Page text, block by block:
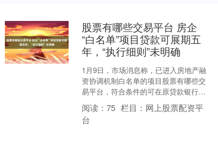
股票有哪些交易平台 房企
“白名单”项目贷款可展期五
年，“执行细则”未明确
1月9日，市场消息称，已进入房地产融
资协调机制白名单的项目股票有哪些交
易平台，符合条件的可在原贷款银行进
行展期，展期期限延长至5年。 对此，有
房地产开发商内部人....
阅读：75 栏目： 网上股票配资平
台